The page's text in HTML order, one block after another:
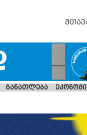
განათლება